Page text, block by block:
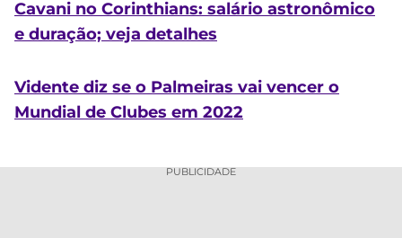
Cavani no Corinthians: salário astronômico
e duração; veja detalhes
Vidente diz se o Palmeiras vai vencer o
Mundial de Clubes em 2022
PUBLICIDADE